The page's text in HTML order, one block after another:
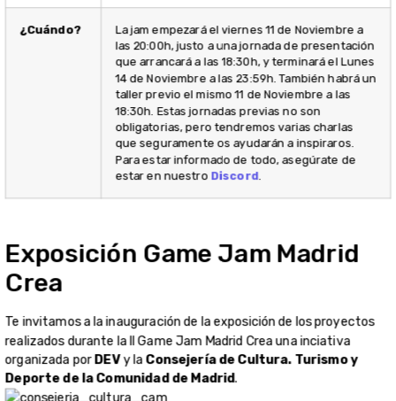
¿Cuándo?
La jam empezará el viernes 11 de Noviembre a
las 20:00h, justo a una jornada de presentación
que arrancará a las 18:30h, y terminará el Lunes
14 de Noviembre a las 23:59h. También habrá un
taller previo el mismo 11 de Noviembre a las
18:30h. Estas jornadas previas no son
obligatorias, pero tendremos varias charlas
que seguramente os ayudarán a inspiraros.
Para estar informado de todo, asegúrate de
estar en nuestro Discord.
Exposición Game Jam Madrid
Crea
Te invitamos a la inauguración de la exposición de los proyectos
realizados durante la II Game Jam Madrid Crea una inciativa
organizada porDEVy la Consejería de Cultura. Turismo y
Deporte de la Comunidad de Madrid.